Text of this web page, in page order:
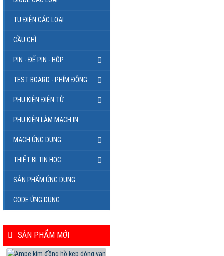
TỤ ĐIỆN CÁC LOẠI
CẦU CHÌ
PIN - ĐẾ PIN - HỘP
TEST BOARD - PHÍM ĐỒNG
PHỤ KIỆN ĐIỆN TỬ
PHỤ KIỆN LÀM MẠCH IN
MẠCH ỨNG DỤNG
THIẾT BỊ TIN HỌC
SẢN PHẨM ỨNG DỤNG
CODE ỨNG DỤNG
SẢN PHẨM MỚI